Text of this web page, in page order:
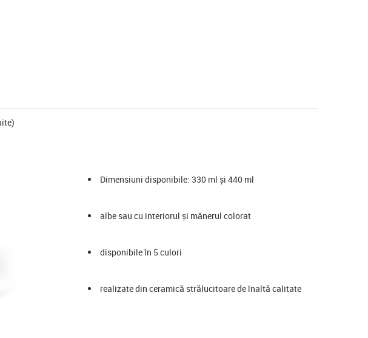
Dimensiuni disponibile: 330 ml și 440 ml
albe sau cu interiorul și mânerul colorat
disponibile în 5 culori
realizate din ceramică strălucitoare de înaltă calitate